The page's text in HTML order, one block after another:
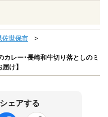
佐世保市
レー･長崎和牛切り落としのミ
け】
ェアする